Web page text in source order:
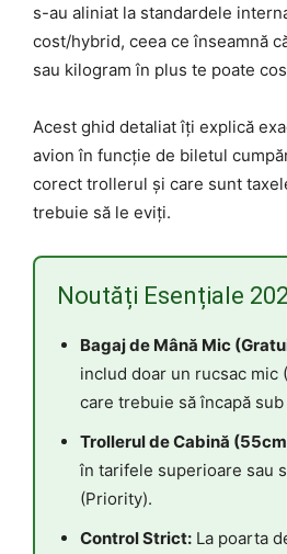
s-au aliniat la standardele
cost/hybrid, ceea ce înseamnă
sau kilogram în plus te poate
Acest ghid detaliat îți explică
avion în funcție de biletul
corect trollerul și care sunt
trebuie să le eviți.
Noutăți Esențiale
Bagaj de Mână Mic
includ doar un rucsac
care trebuie să încapă sub
Trollerul de Cabină
în tarifele superioare sau
(Priority).
Control Strict: La poarta